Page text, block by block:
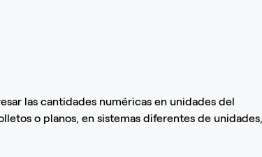
las cantidades numéricas en unidades del
o planos, en sistemas diferentes de unidades,